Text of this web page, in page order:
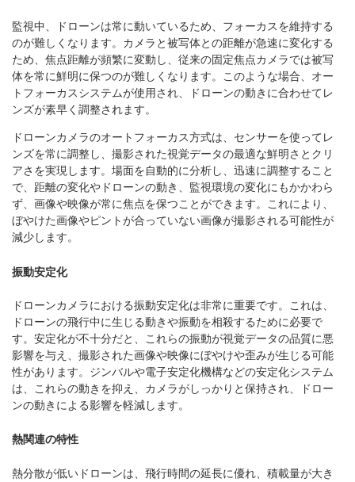
監視中、ドローンは常に動いているため、フォーカスを維持する
のが難しくなります。カメラと被写体との距離が急速に変化する
ため、焦点距離が頻繁に変動し、従来の固定焦点カメラでは被写
体を常に鮮明に保つのが難しくなります。このような場合、オー
トフォーカスシステムが使用され、ドローンの動きに合わせてレ
ンズが素早く調整されます。
ドローンカメラのオートフォーカス方式は、センサーを使ってレ
ンズを常に調整し、撮影された視覚データの最適な鮮明さとクリ
アさを実現します。場面を自動的に分析し、迅速に調整すること
で、距離の変化やドローンの動き、監視環境の変化にもかかわら
ず、画像や映像が常に焦点を保つことができます。これにより、
ぼやけた画像やピントが合っていない画像が撮影される可能性が
減少します。
振動安定化
ドローンカメラにおける振動安定化は非常に重要です。これは、
ドローンの飛行中に生じる動きや振動を相殺するために必要で
す。安定化が不十分だと、これらの振動が視覚データの品質に悪
影響を与え、撮影された画像や映像にぼやけや歪みが生じる可能
性があります。ジンバルや電子安定化機構などの安定化システム
は、これらの動きを抑え、カメラがしっかりと保持され、ドロー
ンの動きによる影響を軽減します。
熱関連の特性
熱分散が低いドローンは、飛行時間の延長に優れ、積載量が大き